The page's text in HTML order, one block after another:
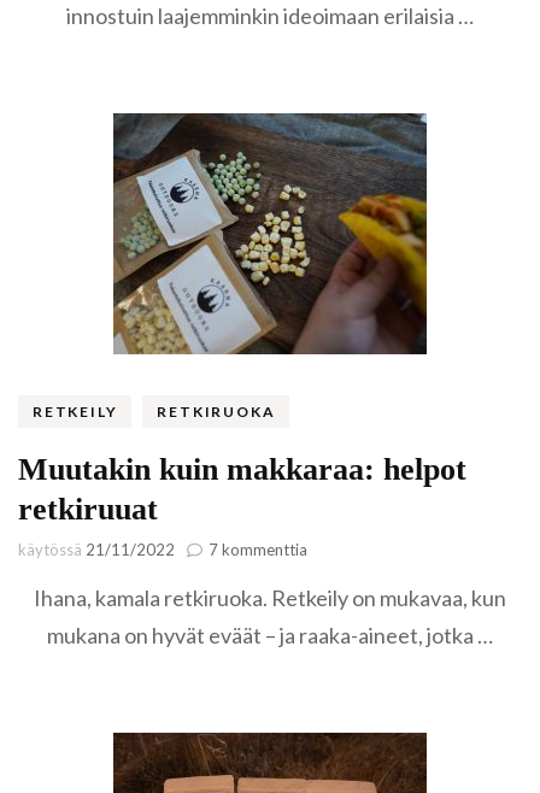
innostuin laajemminkin ideoimaan erilaisia …
RETKEILY RETKIRUOKA
Muutakin kuin makkaraa: helpot
retkiruuat
käytössä 21/11/2022 7 kommenttia
kuin
helpot
Ihana, kamala retkiruoka. Retkeily on mukavaa, kun
mukana on hyvät eväät – ja raaka-aineet, jotka …